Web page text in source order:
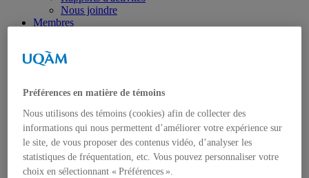
Nous joindre
Membres
Membres étudiant.es
Concentration de 2e cycle
Concentration de 3e cycle
Cours ISC
Recherche
Pôle 1 : Langue, langage et parole
Pôle 2 : Perception et action
Pôle 3 : Approches computationnelles
Préférences en matière de témoins
Nous utilisons des témoins (cookies) afin de collecter des
informations qui nous permettent d’améliorer votre expérience sur
le site, de vous proposer des contenus vidéo, d’analyser les
statistiques de fréquentation, etc. Vous pouvez personnaliser votre
choix en sélectionnant « Préférences ».